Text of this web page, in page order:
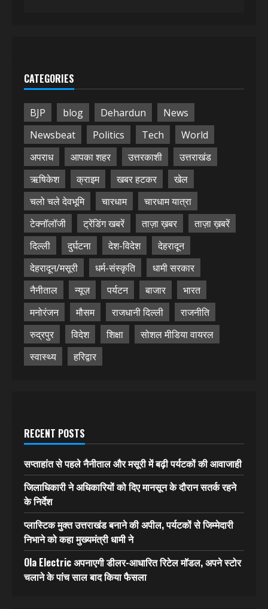
CATEGORIES
BJP blog Dehardun
News
Newsbeat
Politics Tech
World
अपराध
आपका शहर उत्तरकाशी
उत्तराखंड
ऋषिकेश
क्राइम खबर हटकर
खेल
चलो चले देवभूमि
चारधाम
चारधाम यात्रा
टेक्नॉलॉजी
ट्रेंडिंग खबरें ताज़ा ख़बर
ताज़ा ख़बरें
दिल्ली
दुर्घटना देश-विदेश
देहरादून
देहरादून/मसूरी
धर्म-संस्कृति
धामी सरकार
नैनीताल
न्यूज़ पर्यटन बाजार
भारत
मनोरंजन
मौसम राजधानी दिल्ली
राजनीति
रुद्रपुर
विदेश शिक्षा
सोशल मीडिया वायरल
स्वास्थ्य
हरिद्वार
RECENT POSTS
सप्ताहांत से पहले नैनीताल और मसूरी में बढ़ी पर्यटकों की आवाजाही
जिलाधिकारी ने अधिकारियों को दिए मानसून के दौरान सतर्क रहने
के निर्देश
प्लास्टिक मुक्त उत्तराखंड बनाने की अपील, पर्यटकों से जिम्मेदारी
निभाने को कहा मुख्यमंत्री धामी ने
Ola Electric अपनाएगी डीलर-आधारित रिटेल मॉडल, अपने स्टोर
चलाने के पांच साल बाद किया फैसला